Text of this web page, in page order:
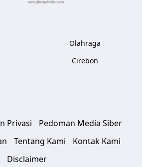
Olahraga
Cirebon
Privasi
Pedoman Media Siber
Tentang Kami
Kontak Kami
Disclaimer